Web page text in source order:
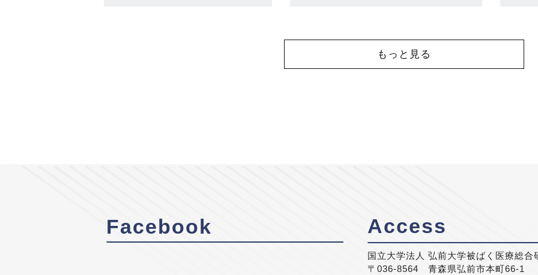
もっと見る
Facebook Access
国立大学法人 弘前大学被ばく医療総合
〒036-8564 青森県弘前市本町66-1